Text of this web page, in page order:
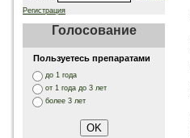
Регистрация
Голосование
Пользуетесь препаратами
до 1 года
от 1 года до 3 лет
более 3 лет